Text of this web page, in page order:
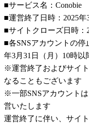
■サービス名：Conobie
■運営終了日時：2025年
■サイトクローズ日時：
■各SNSアカウントの停
年3月31日（月）10時以
※運営終了およびサイ
なることもございます
※一部SNSアカウント
営いたします
運営終了に伴い、サイ